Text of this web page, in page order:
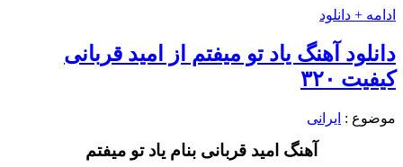
ادامه + دانلود
دانلود آهنگ یاد تو میفتم از امید قربانی
کیفیت ۳۲۰
موضوع : ایرانی
آهنگ امید قربانی بنام یاد تو میفتم